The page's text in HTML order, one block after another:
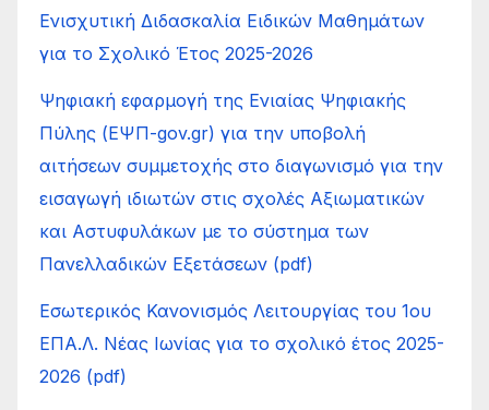
Ενισχυτική Διδασκαλία Ειδικών Μαθημάτων
για το Σχολικό Έτος 2025-2026
Ψηφιακή εφαρμογή της Ενιαίας Ψηφιακής
Πύλης (ΕΨΠ-gov.gr) για την υποβολή
αιτήσεων συμμετοχής στο διαγωνισμό για την
εισαγωγή ιδιωτών στις σχολές Αξιωματικών
και Αστυφυλάκων με το σύστημα των
Πανελλαδικών Εξετάσεων (pdf)
Εσωτερικός Κανονισμός Λειτουργίας του 1ου
ΕΠΑ.Λ. Νέας Ιωνίας για το σχολικό έτος 2025-
2026 (pdf)